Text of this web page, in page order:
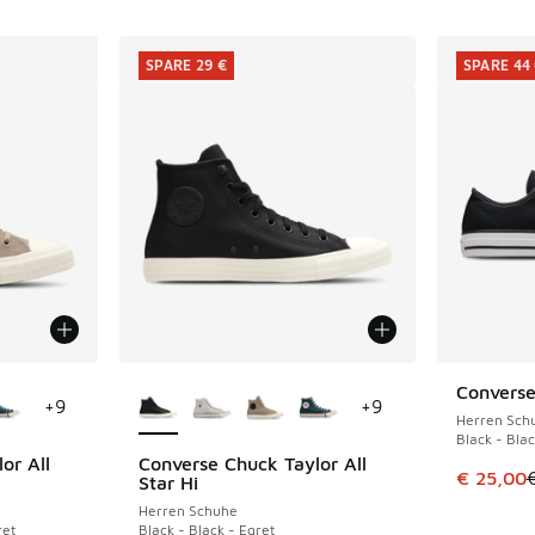
All
+9
Converse Chuck Taylor All
Star Hi
Herren Schuhe
Black - Black - Egret
SPARE 29 €
+9
SPARE 29 €
Herren
Black -
Dieser
€ 25,00
SPARE 44
SPARE 44